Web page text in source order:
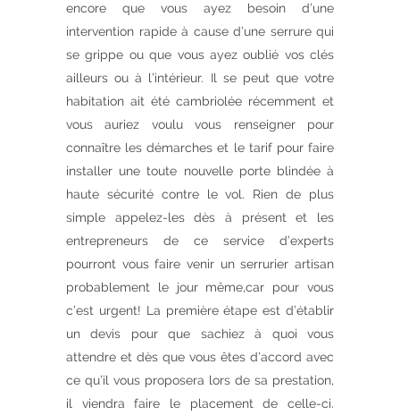
encore que vous ayez besoin d’une
intervention rapide à cause d’une serrure qui
se grippe ou que vous ayez oublié vos clés
ailleurs ou à l’intérieur. Il se peut que votre
habitation ait été cambriolée récemment et
vous auriez voulu vous renseigner pour
connaître les démarches et le tarif pour faire
installer une toute nouvelle porte blindée à
haute sécurité contre le vol. Rien de plus
simple appelez-les dès à présent et les
entrepreneurs de ce service d’experts
pourront vous faire venir un serrurier artisan
probablement le jour même,car pour vous
c’est urgent! La première étape est d’établir
un devis pour que sachiez à quoi vous
attendre et dès que vous êtes d’accord avec
ce qu’il vous proposera lors de sa prestation,
il viendra faire le placement de celle-ci.